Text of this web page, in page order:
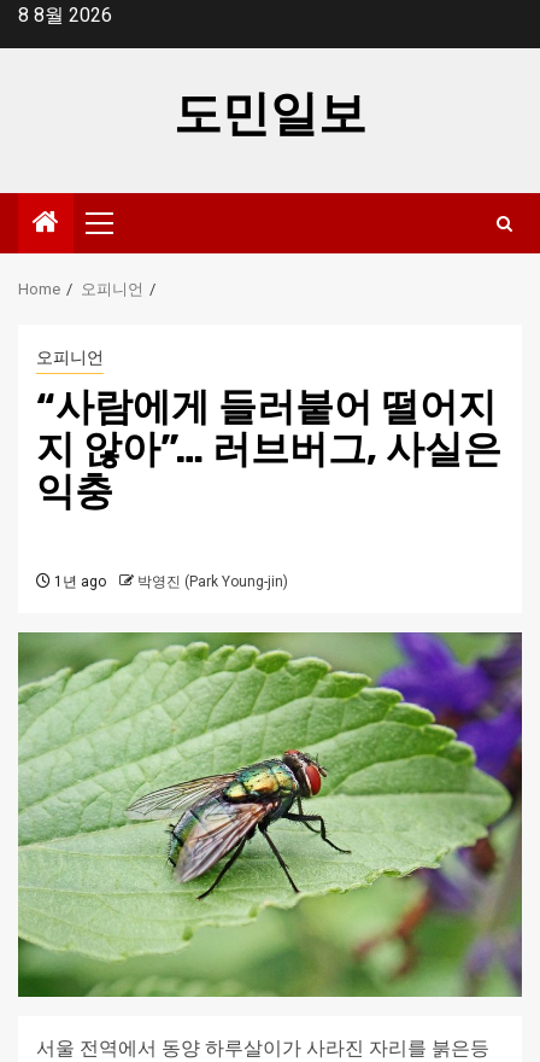
Skip8 8월 2026
도민일보
Primary
Menu
Home 오피니언
오피니언
“사람에게 들러붙어 떨어지
지 않아”… 러브버그, 사실은
익충
1년 ago 박영진 (Park Young-jin)
서울 전역에서 동양 하루살이가 사라진 자리를 붉은등